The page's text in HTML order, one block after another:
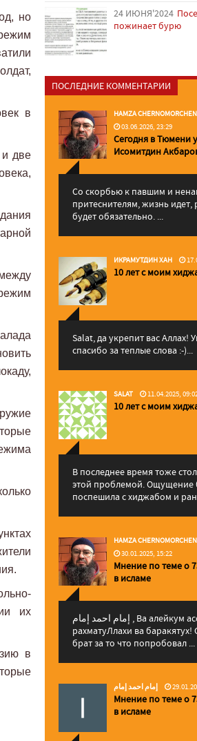
но
в
две
их
в
24 ИЮНЯ'2024
пожинает бурю
ПОСЛЕДНИЕ КОММЕНТАРИИ
HAMZA
03.06.2026, 23:29
Сегодня в Тюмени
Исомитдин
Со скорбью к павшим и
притеснителям, жизнь идет,
будет обязательно. ...
ИКРАМУТДИН ХАН
10 лет с моим
Salat, да укрепит вас Аллаx!
спасибо за теплые слова :-)...
SALAT 11.04.2025,
10 лет с моим
В последнее время тоже
этой проблемой. Ощущение
поспешила с хиджабом и
HAMZA
30.01.2025, 15:22
Мнение по теме о
в исламе
إمام احمد إمام , Ва алейкум ассалам ва
рахматуЛлахи ва баракятух!
брат за то что попробовал ...
إمام احمد إمام
Мнение по теме о
в исламе